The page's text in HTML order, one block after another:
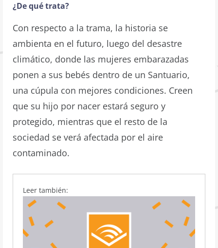
¿De qué trata?
Con respecto a la trama, la historia se
ambienta en el futuro, luego del desastre
climático, donde las mujeres embarazadas
ponen a sus bebés dentro de un Santuario,
una cúpula con mejores condiciones. Creen
que su hijo por nacer estará seguro y
protegido, mientras que el resto de la
sociedad se verá afectada por el aire
contaminado.
Leer también: